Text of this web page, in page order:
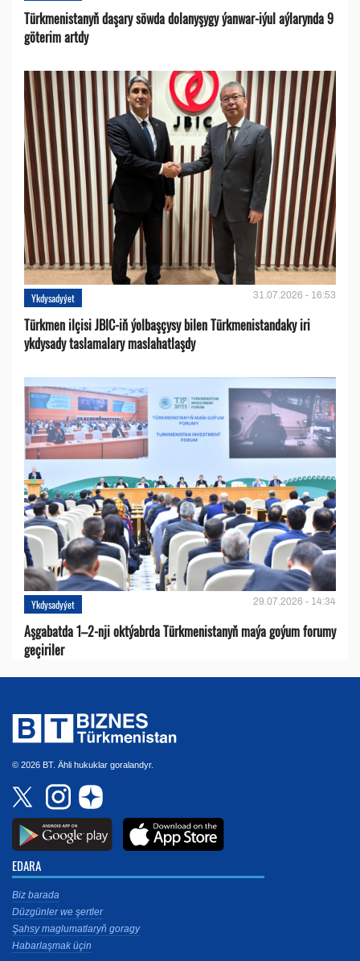
Türkmenistanyň daşary söwda dolanyşygy ýanwar-iýul aýlarynda 9
göterim artdy
Ykdysadyýet 31.07.2026 - 16:53
Türkmen ilçisi JBIC-iň ýolbaşçysy bilen Türkmenistandaky iri
ykdysady taslamalary maslahatlaşdy
Ykdysadyýet 29.07.2026 - 14:34
Aşgabatda 1–2-nji oktýabrda Türkmenistanyň maýa goýum forumy
geçiriler
© 2026 BT. Ähli hukuklar goralandyr.
EDARA
Biz barada
Düzgünler we şertler
Şahsy maglumatlaryň goragy
Habarlaşmak üçin